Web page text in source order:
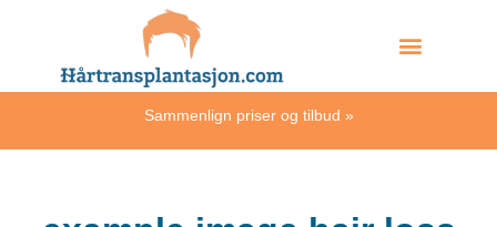
Sammenlign priser og tilbud »